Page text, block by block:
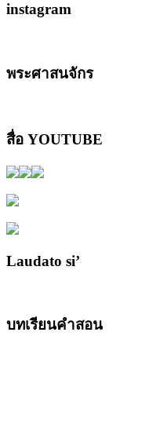
instagram
พระศาสนจักร
สื่อ YOUTUBE
Laudato si’
บทเรียนคำสอน